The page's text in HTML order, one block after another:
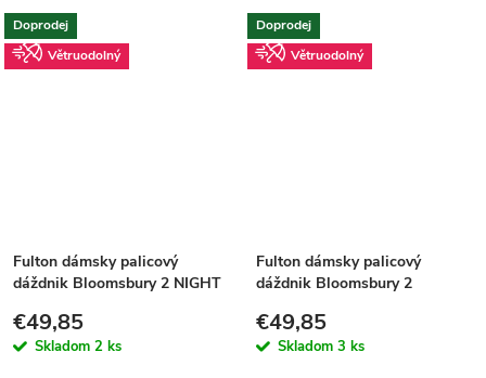
poťah s kvetmi ruží.
poťah plný rozkvitnutých ruží.
Doprodej
Větruodolný
Fulton dámsky palicový
dáždnik Bloomsbury 2 NIGHT
€49,85
Skladom 2 ks
Doprodej
Větruodolný
Fulton dámsky palicový
dáždnik Bloomsbury 2
L754
€49,85
Skladom 3 ks